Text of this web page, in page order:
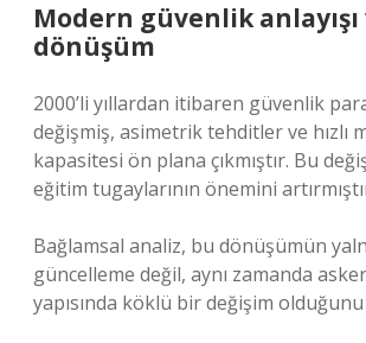
Modern güvenlik anlayışı
dönüşüm
2000’li yıllardan itibaren güvenlik
değişmiş, asimetrik tehditler ve hızlı
kapasitesi ön plana çıkmıştır. Bu
eğitim tugaylarının önemini
Bağlamsal analiz, bu dönüşümün
güncelleme değil, aynı zamanda
yapısında köklü bir değişim